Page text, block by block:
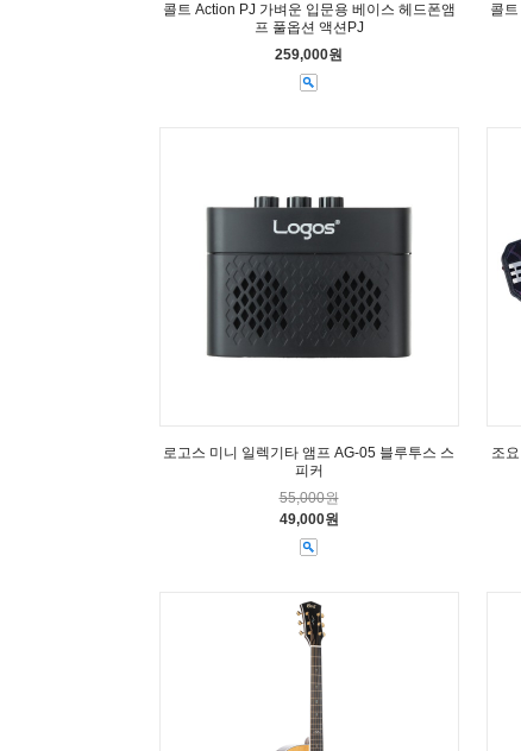
콜트 Action PJ 가벼운 입문용 베이스 헤드폰앰
프 풀옵션 액션PJ
259,000원
콜
로고스 미니 일렉기타 앰프 AG-05 블루투스 스
피커
55,000원
49,000원
조